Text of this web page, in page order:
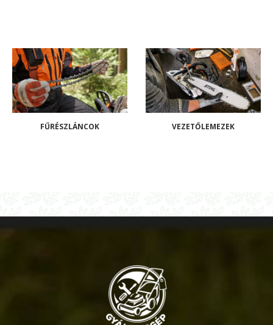
FŰRÉSZLÁNCOK VEZETŐLEMEZEK